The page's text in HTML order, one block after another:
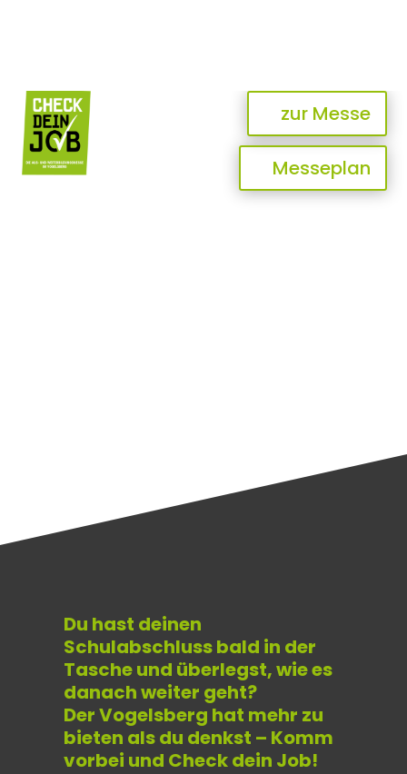
zur Messe
Messeplan
Du hast deinen
Schulabschluss bald in der
Tasche und überlegst, wie es
danach weiter geht?
Der Vogelsberg hat mehr zu
bieten als du denkst – Komm
vorbei und Check dein Job!